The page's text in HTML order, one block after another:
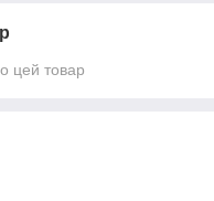
цей товар